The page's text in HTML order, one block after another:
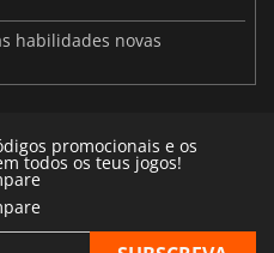
habilidades novas
promocionais e os
todos os teus jogos!